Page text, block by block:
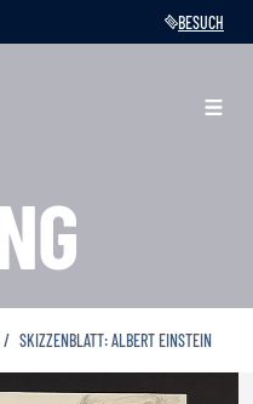
BESUCH
SKIZZENBLATT: ALBERT EINSTEIN